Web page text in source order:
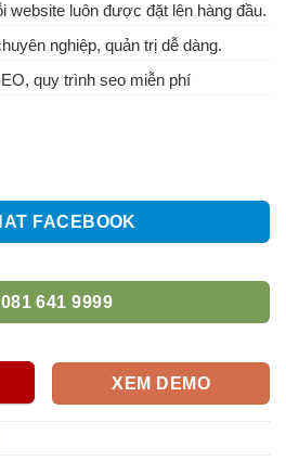
website luôn được đặt lên hàng đầu.
nghiệp, quản trị dễ dàng.
quy trình seo miễn phí
FACEBOOK
081 641 9999
XEM DEMO